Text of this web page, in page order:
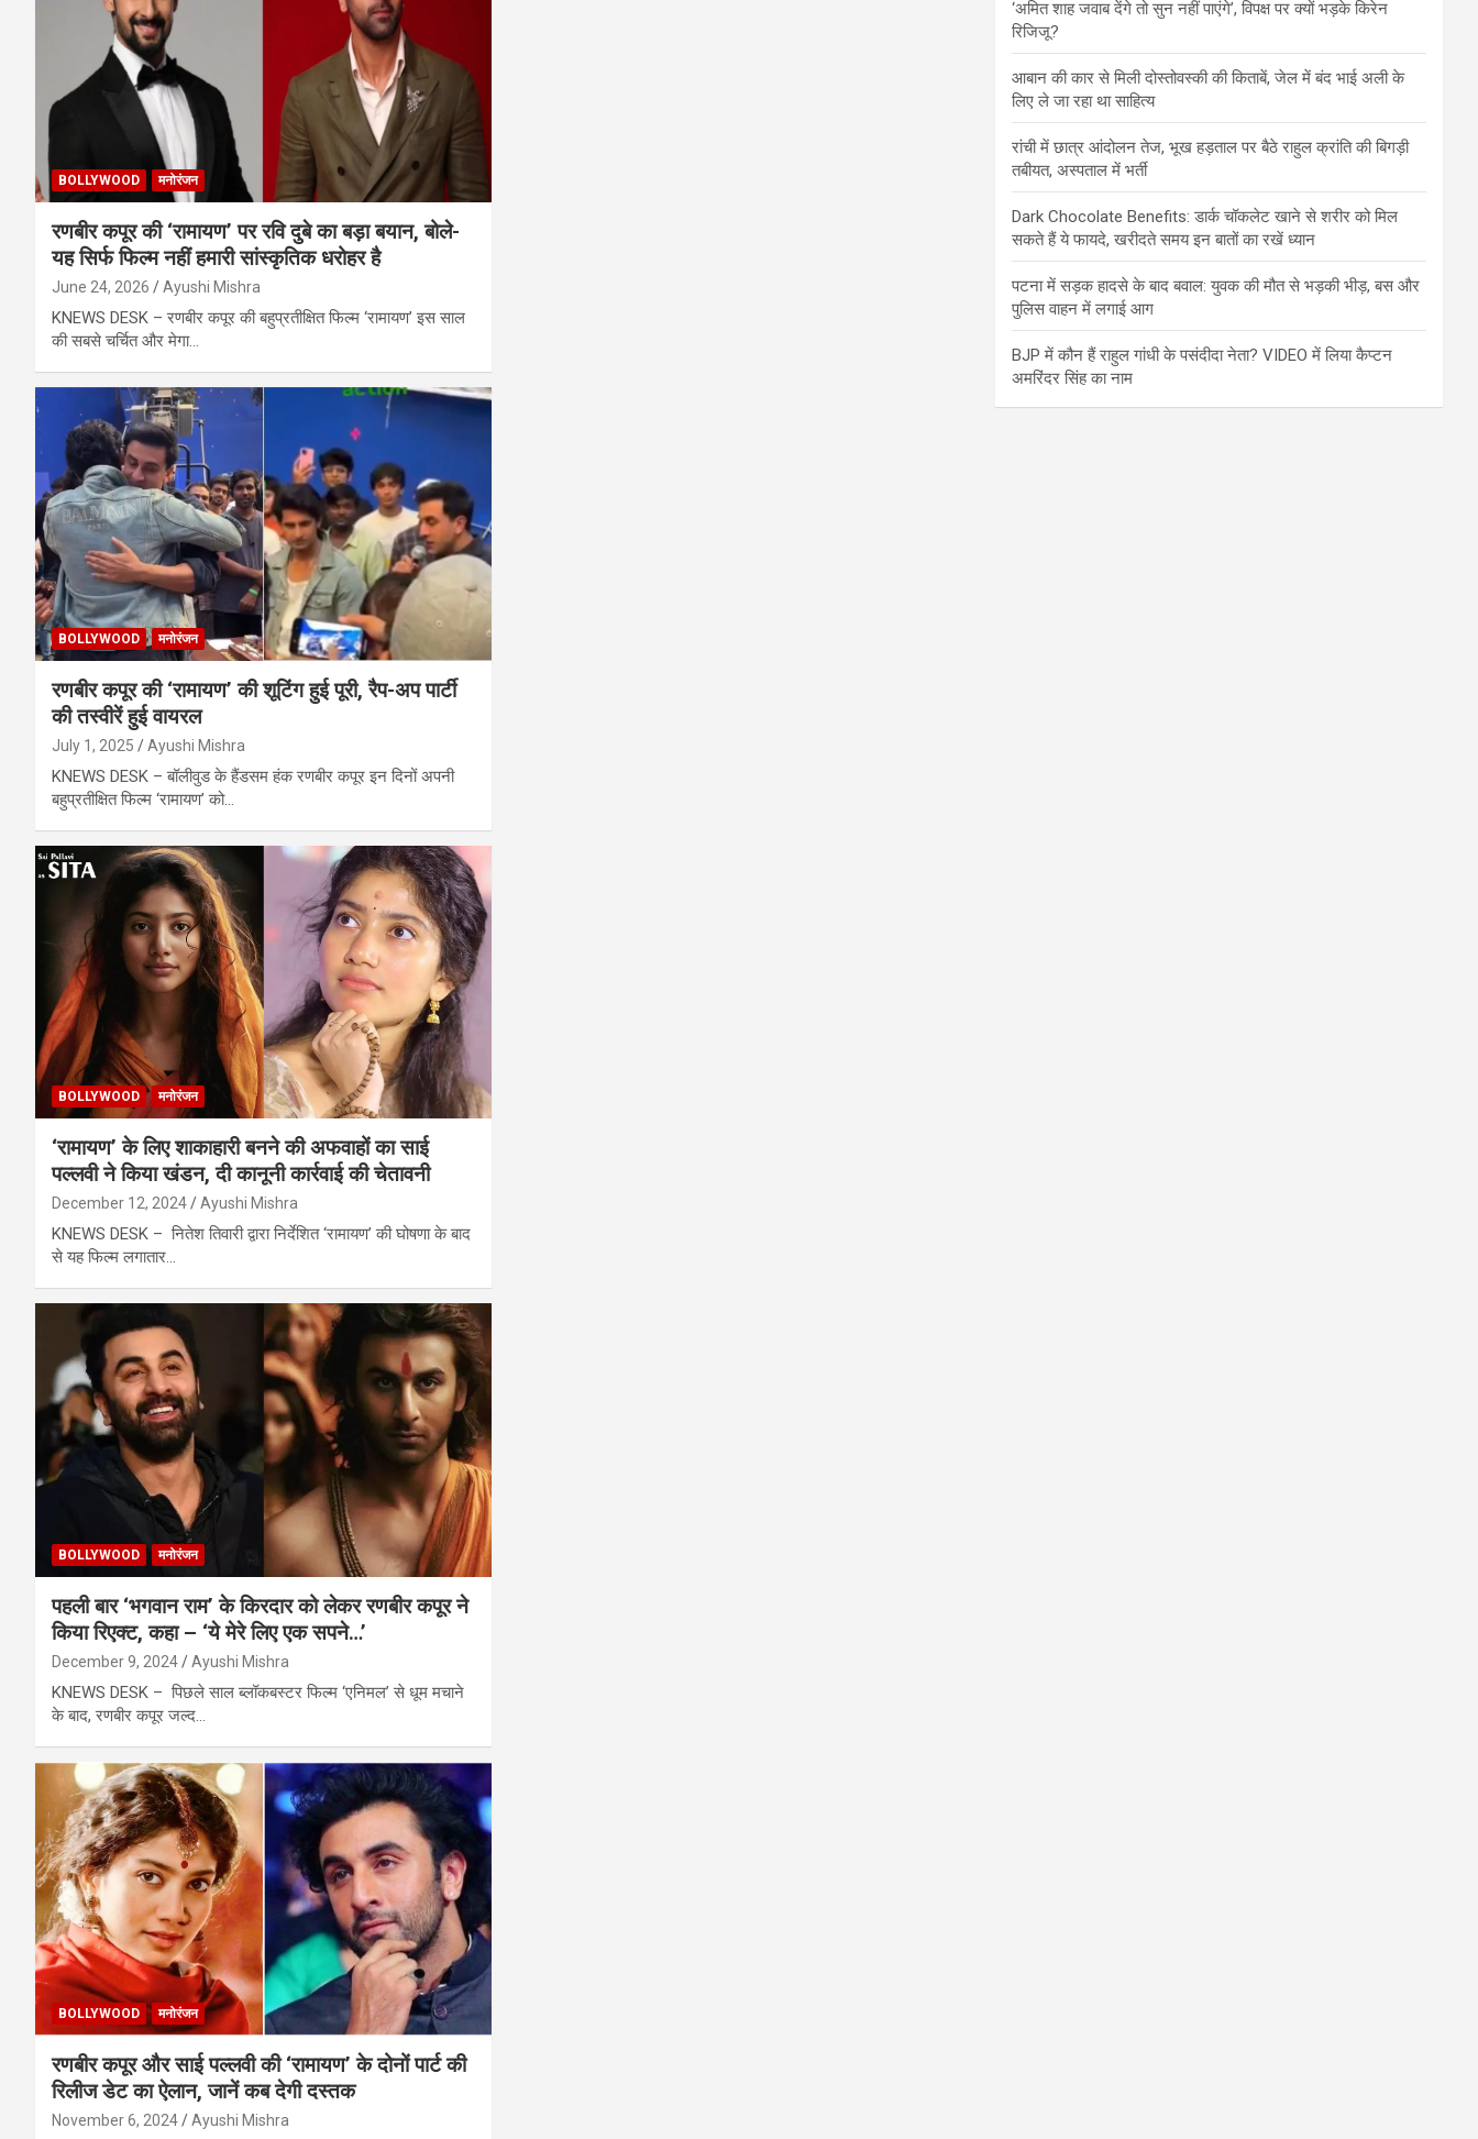
BOLLYWOOD मनोरंजन
रणबीर कपूर की ‘रामायण’ पर रवि दुबे का बड़ा बयान, बोले-
यह सिर्फ फिल्म नहीं हमारी सांस्कृतिक धरोहर है
June 24, 2026 Ayushi Mishra
KNEWS DESK – रणबीर कपूर की बहुप्रतीक्षित फिल्म ‘रामायण’ इस साल
की सबसे चर्चित और मेगा…
BOLLYWOOD मनोरंजन
रणबीर कपूर की ‘रामायण’ की शूटिंग हुई पूरी, रैप-अप पार्टी
की तस्वीरें हुई वायरल
July 1, 2025 Ayushi Mishra
KNEWS DESK – बॉलीवुड के हैंडसम हंक रणबीर कपूर इन दिनों अपनी
बहुप्रतीक्षित फिल्म ‘रामायण’ को…
BOLLYWOOD मनोरंजन
‘रामायण’ के लिए शाकाहारी बनने की अफवाहों का साई
पल्लवी ने किया खंडन, दी कानूनी कार्रवाई की चेतावनी
December 12, 2024 Ayushi Mishra
KNEWS DESK – नितेश तिवारी द्वारा निर्देशित ‘रामायण’ की घोषणा के बाद
से यह फिल्म लगातार…
BOLLYWOOD मनोरंजन
पहली बार ‘भगवान राम’ के किरदार को लेकर रणबीर कपूर ने
किया रिएक्ट, कहा – ‘ये मेरे लिए एक सपने…’
December 9, 2024 Ayushi Mishra
KNEWS DESK – पिछले साल ब्लॉकबस्टर फिल्म ‘एनिमल’ से धूम मचाने
के बाद, रणबीर कपूर जल्द…
BOLLYWOOD मनोरंजन
रणबीर कपूर और साई पल्लवी की ‘रामायण’ के दोनों पार्ट की
रिलीज डेट का ऐलान, जानें कब देगी दस्तक
November 6, 2024 Ayushi Mishra
‘अमित शाह जवाब देंगे तो सुन नहीं पाएंगे’, विपक्ष पर क्यों भड़के किरेन
रिजिजू?
आबान की कार से मिली दोस्तोवस्की की किताबें, जेल में बंद भाई अली के
लिए ले जा रहा था साहित्य
रांची में छात्र आंदोलन तेज, भूख हड़ताल पर बैठे राहुल क्रांति की बिगड़ी
तबीयत, अस्पताल में भर्ती
Dark Chocolate Benefits: डार्क चॉकलेट खाने से शरीर को मिल
सकते हैं ये फायदे, खरीदते समय इन बातों का रखें ध्यान
पटना में सड़क हादसे के बाद बवाल: युवक की मौत से भड़की भीड़, बस और
पुलिस वाहन में लगाई आग
BJP में कौन हैं राहुल गांधी के पसंदीदा नेता? VIDEO में लिया कैप्टन
अमरिंदर सिंह का नाम